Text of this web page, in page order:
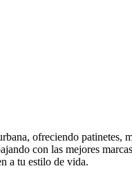
ofreciendo
con las mejores
a tu estilo de vida.